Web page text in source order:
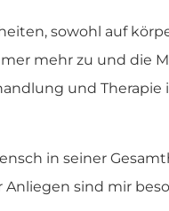
sowohl auf
mehr zu und die
und Therapie
in seiner
Anliegen sind mir